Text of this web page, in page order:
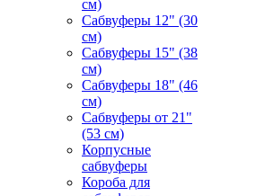
см)
Сабвуферы 12" (30
см)
Сабвуферы 15" (38
см)
Сабвуферы 18" (46
см)
Сабвуферы от 21"
(53 см)
Корпусные
сабвуферы
Короба для